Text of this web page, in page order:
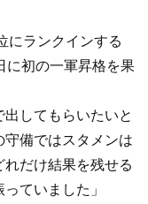
にランクインする
に初の一軍昇格を果
出してもらいたいと
備ではスタメンは
だけ結果を残せる
ていました」